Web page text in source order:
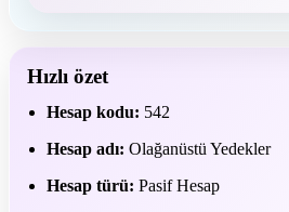
Hızlı özet
Hesap kodu: 542
Hesap adı: Olağanüstü Yedekler
Hesap türü: Pasif Hesap